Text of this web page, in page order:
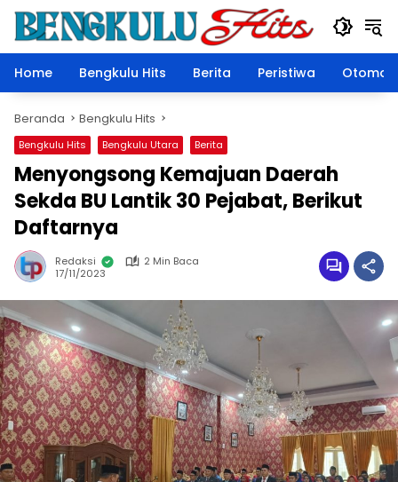
Langsung
konten
Home
Bengkulu Hits Berita Peristiwa
Beranda Bengkulu Hits
Bengkulu Hits Bengkulu Utara Berita
Menyongsong Kemajuan Daerah
Sekda BU Lantik 30 Pejabat, Berikut
Daftarnya
Redaksi
2 Min Baca
17/11/2023